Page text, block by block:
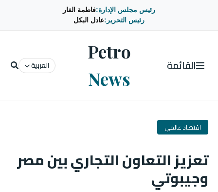
رئيس مجلس الإدارة:فاطمة الفار
رئيس التحرير:عادل البكل
القائمة
Petro
News
العربية
اقتصاد عالمي
تعزيز التعاون التجاري بين مصر
وجيبوتي